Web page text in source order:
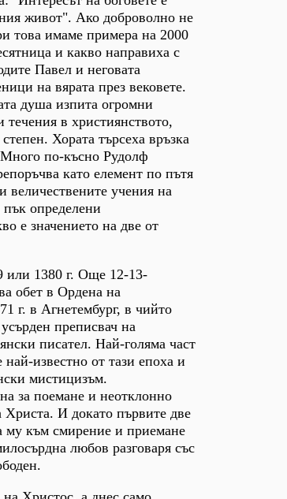
живот". Ако доброволно не
имаме примера на 2000
и какво направиха с
Павел и неговата
на вярата през вековете.
душа изпита огромни
в християнството,
Хората търсеха връзка
по-късно Рудолф
като елемент по пътя
величествените учения на
определени
е значението на две от
или 1380 г. Още 12-13-
обет в Ордена на
г. в Агнетембург, в чийто
преписвач на
писател. Най-голяма част
известно от тази епоха и
мистицизъм.
за поемане и неотклонно
Христа. И докато първите две
му към смирение и приемане
любов разговаря със